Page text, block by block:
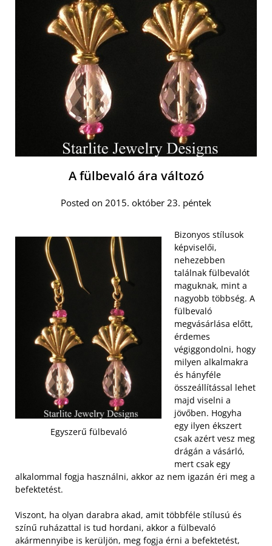
A fülbevaló ára változó
Posted on 2015. október 23. péntek
Egyszerű fülbevaló
Bizonyos stílusok
képviselői,
nehezebben
találnak fülbevalót
maguknak, mint a
nagyobb többség. A
fülbevaló
megvásárlása előtt,
érdemes
végiggondolni, hogy
milyen alkalmakra
és hányféle
összeállítással lehet
majd viselni a
jövőben. Hogyha
egy ilyen ékszert
csak azért vesz meg
drágán a vásárló,
mert csak egy
alkalommal fogja használni, akkor az nem igazán éri meg a
befektetést.
Viszont, ha olyan darabra akad, amit többféle stílusú és
színű ruházattal is tud hordani, akkor a fülbevaló
akármennyibe is kerüljön, meg fogja érni a befektetést,